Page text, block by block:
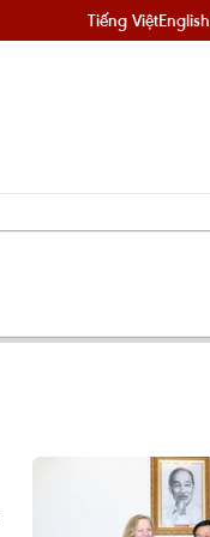
Tiếng ViệtEnglish